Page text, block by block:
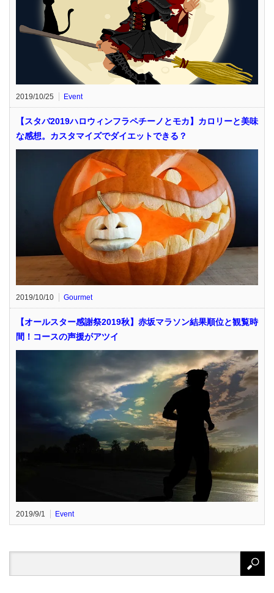
2019/10/25 Event
【スタバ2019ハロウィンフラペチーノとモカ】カロリーと美味
な感想。カスタマイズでダイエットできる？
2019/10/10 Gourmet
【オールスター感謝祭2019秋】赤坂マラソン結果順位と観覧時
間！コースの声援がアツイ
2019/9/1 Event